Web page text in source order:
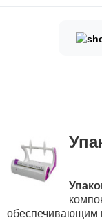
обеспечивающим